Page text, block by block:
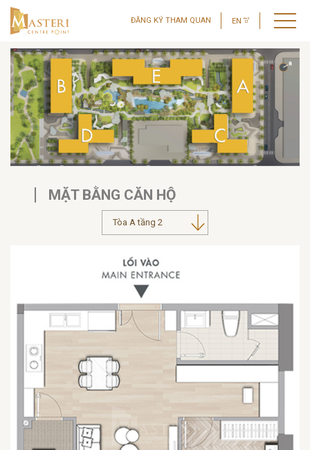
ĐĂNG KÝ THAM QUAN EN
MẶT BẰNG CĂN HỘ